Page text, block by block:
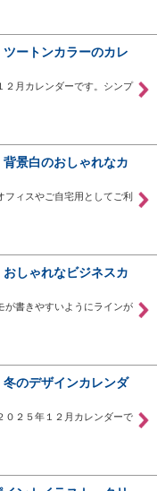
ートンカラーのカレ
２月カレンダーです。シンプ
景白のおしゃれなカ
フィスやご自宅用としてご利
しゃれなビジネスカ
が書きやすいようにラインが
のデザインカレンダ
０２５年１２月カレンダーで